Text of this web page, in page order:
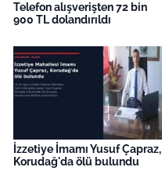
Telefon alışverişten 72 bin
900 TL dolandırıldı
İzzetiye İmamı Yusuf Çapraz,
Korudağ'da ölü bulundu